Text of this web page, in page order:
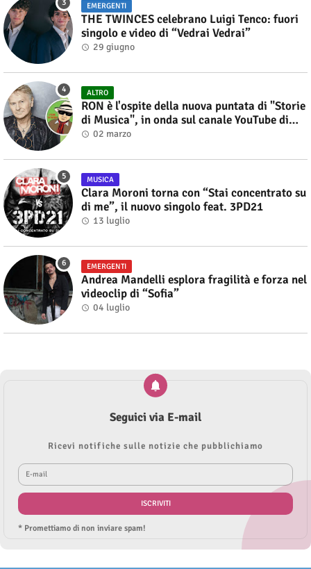
EMERGENTI
THE TWINCES celebrano Luigi Tenco: fuori
singolo e video di “Vedrai Vedrai”
29 giugno
ALTRO
RON è l'ospite della nuova puntata di "Storie
di Musica", in onda sul canale YouTube di
Alberto Salerno
02 marzo
MUSICA
Clara Moroni torna con “Stai concentrato su
di me”, il nuovo singolo feat. 3PD21
13 luglio
EMERGENTI
Andrea Mandelli esplora fragilità e forza nel
videoclip di “Sofia”
04 luglio
Seguici via E-mail
Ricevi notifiche sulle notizie che pubblichiamo
* Promettiamo di non inviare spam!